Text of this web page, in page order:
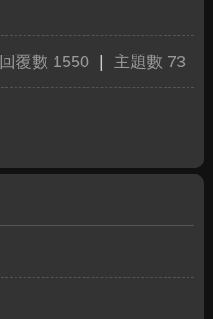
回覆數 1550 主題數 73